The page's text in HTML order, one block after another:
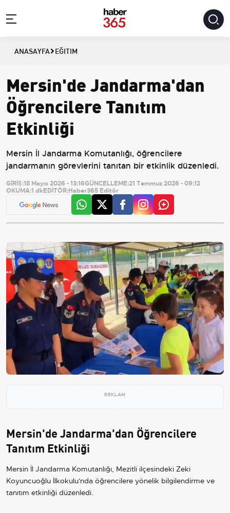
ANASAYFA EĞITIM
Mersin'de Jandarma'dan
Öğrencilere Tanıtım
Etkinliği
Mersin İl Jandarma Komutanlığı, öğrencilere
jandarmanın görevlerini tanıtan bir etkinlik düzenledi.
GİRİŞ:18 Mayıs 2026 - 13:16GÜNCELLEME:21 Temmuz 2026 - 09:12
OKUMA:1 dkEDİTÖR:Haber365 Editör
REKLAM
Mersin'de Jandarma'dan Öğrencilere
Tanıtım Etkinliği
Mersin İl Jandarma Komutanlığı, Mezitli ilçesindeki Zeki
Koyuncuoğlu İlkokulu'nda öğrencilere yönelik bilgilendirme ve
tanıtım etkinliği düzenledi.